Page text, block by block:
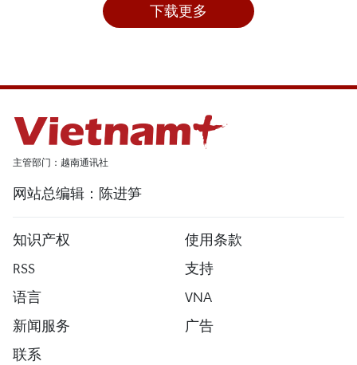
下载更多
主管部门：越南通讯社
网站总编辑：陈进笋
知识产权
使用条款
RSS
支持
语言
VNA
新闻服务
广告
联系